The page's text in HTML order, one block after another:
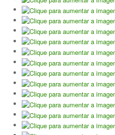
Lumiar Kids Cup XIV
Lumiar Kids Open XIV
Torneio de Verão
Taça Flores Marques
Circuito de Veteranos CTPL III
Smashtour 2015
Circuito de Veteranos CTPL IV